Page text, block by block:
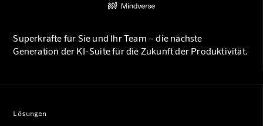
Superkräfte für Sie und Ihr Team – die nächste
Generation der KI-Suite für die Zukunft der Produktivität.
Lösungen